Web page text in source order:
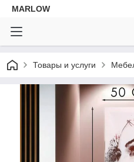
MARLOW
Товары и услуги